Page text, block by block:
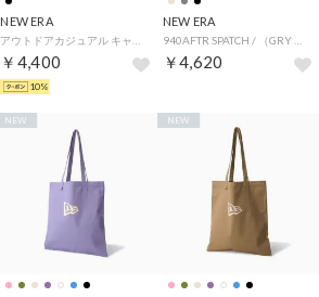
NEW ERA
￥4,400
10%
NEW ERA
￥4,620
NEW NEW